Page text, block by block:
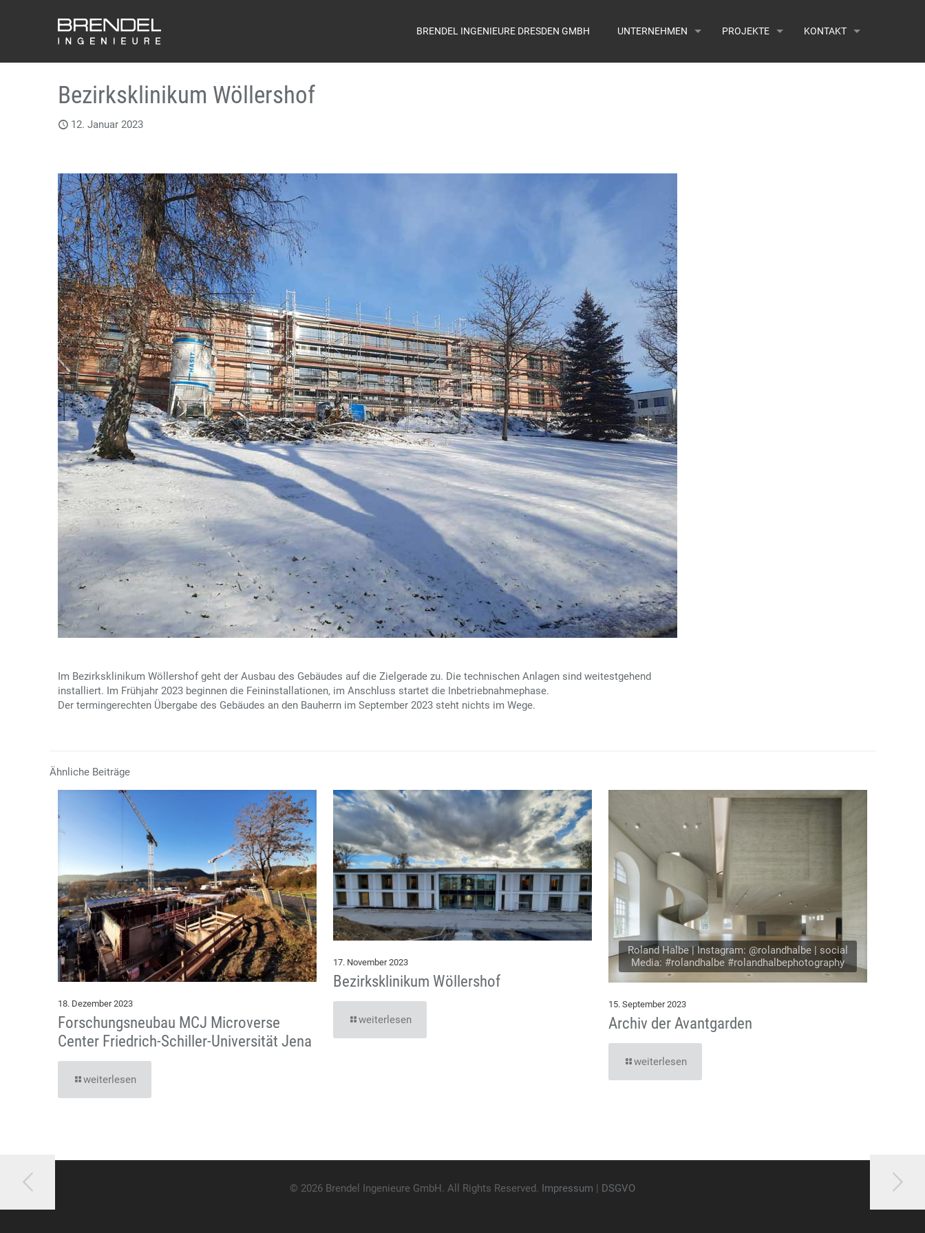
BRENDEL INGENIEURE DRESDEN GMBH UNTERNEHMEN PROJEKTE KONTAKT
Bezirksklinikum Wöllershof
12. Januar 2023
Im Bezirksklinikum Wöllershof geht der Ausbau des Gebäudes auf die Zielgerade zu. Die technischen Anlagen sind weitestgehend
installiert. Im Frühjahr 2023 beginnen die Feininstallationen, im Anschluss startet die Inbetriebnahmephase.
Der termingerechten Übergabe des Gebäudes an den Bauherrn im September 2023 steht nichts im Wege.
Ähnliche Beiträge
18. Dezember 2023
Forschungsneubau MCJ Microverse
Center Friedrich-Schiller-Universität Jena
weiterlesen
17. November 2023
Bezirksklinikum Wöllershof
weiterlesen
Roland Halbe | Instagram: @rolandhalbe | social
Media: #rolandhalbe #rolandhalbephotography
15. September 2023
Archiv der Avantgarden
weiterlesen
© 2026 Brendel Ingenieure GmbH. All Rights Reserved. Impressum | DSGVO